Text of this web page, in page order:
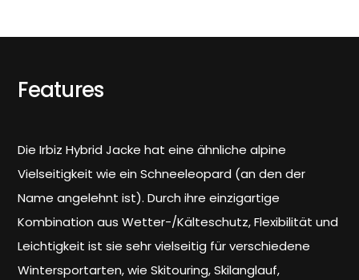
Features
Die Irbiz Hybrid Jacke hat eine ähnliche alpine
Vielseitigkeit wie ein Schneeleopard (an den der
Name angelehnt ist). Durch ihre einzigartige
Kombination aus Wetter-/Kälteschutz, Flexibilität und
Leichtigkeit ist sie sehr vielseitig für verschiedene
Wintersportarten, wie Skitouring, Skilanglauf,